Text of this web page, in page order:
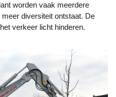
worden vaak meerdere
diversiteit ontstaat. De
verkeer licht hinderen.